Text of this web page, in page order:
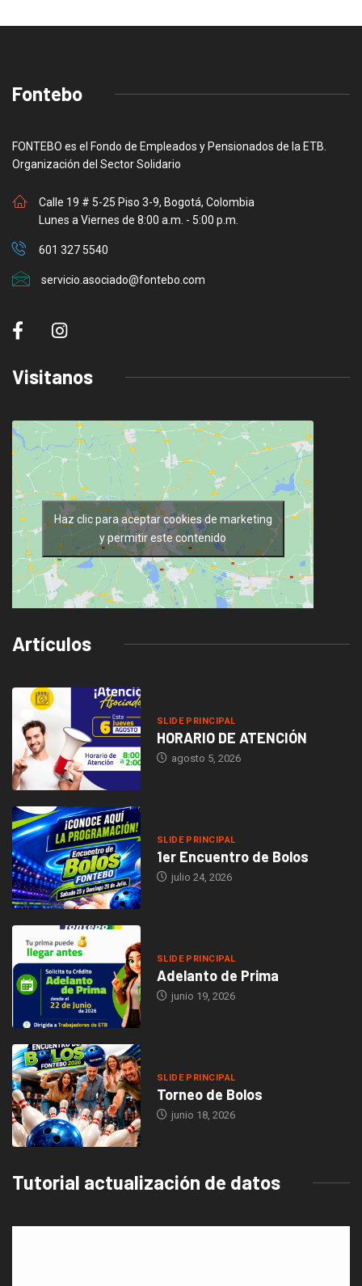
Fontebo
FONTEBO es el Fondo de Empleados y Pensionados de la ETB.
Organización del Sector Solidario
Calle 19 # 5-25 Piso 3-9, Bogotá, Colombia
Lunes a Viernes de 8:00 a.m. - 5:00 p.m.
601 327 5540
servicio.asociado@fontebo.com
Visitanos
Haz clic para aceptar cookies de marketing
y permitir este contenido
Artículos
SLIDE PRINCIPAL
HORARIO DE ATENCIÓN
agosto 5, 2026
SLIDE PRINCIPAL
1er Encuentro de Bolos
julio 24, 2026
SLIDE PRINCIPAL
Adelanto de Prima
junio 19, 2026
SLIDE PRINCIPAL
Torneo de Bolos
junio 18, 2026
Tutorial actualización de datos